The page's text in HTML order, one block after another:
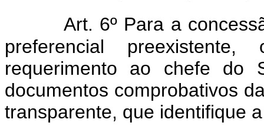
Art. 6º Para a
preferencial
requerimento ao chefe do
documentos comprobativos
transparente, que identifique